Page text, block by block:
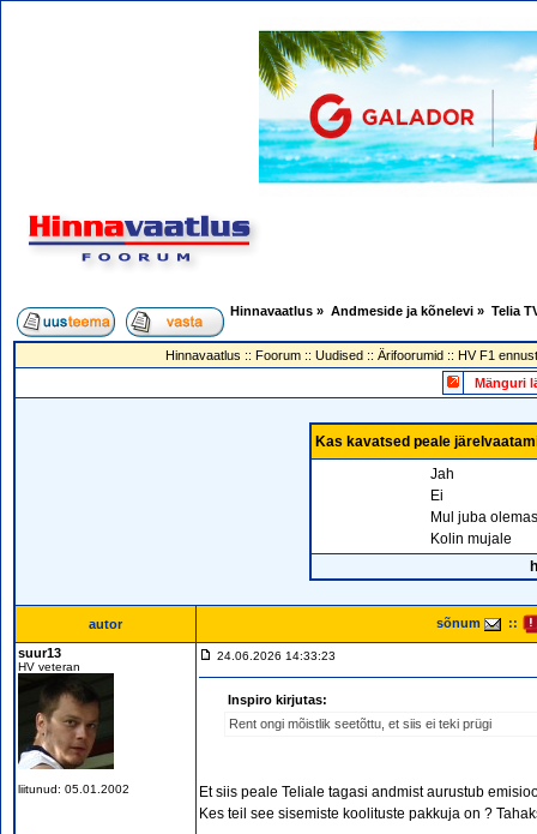
Hinnavaatlus » Andmeside ja kõnelevi » Telia
Hinnavaatlus :: Foorum:: Uudised:: Ärifoorumid:: HV F1
Mänguri
Kas kavatsed peale
Jah
Ei
Mul juba olemas
Kolin mujale
autor sõnum ::
suur13
HV veteran
liitunud: 05.01.2002
24.06.2026 14:33:23
Inspiro kirjutas:
Rent ongi mõistlik seetõttu, et siis ei teki prügi
Et siis peale Teliale tagasi andmist aurustub
Kes teil see sisemiste koolituste pakkuja on ?